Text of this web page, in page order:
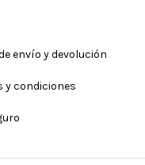
envío y devolución
y condiciones